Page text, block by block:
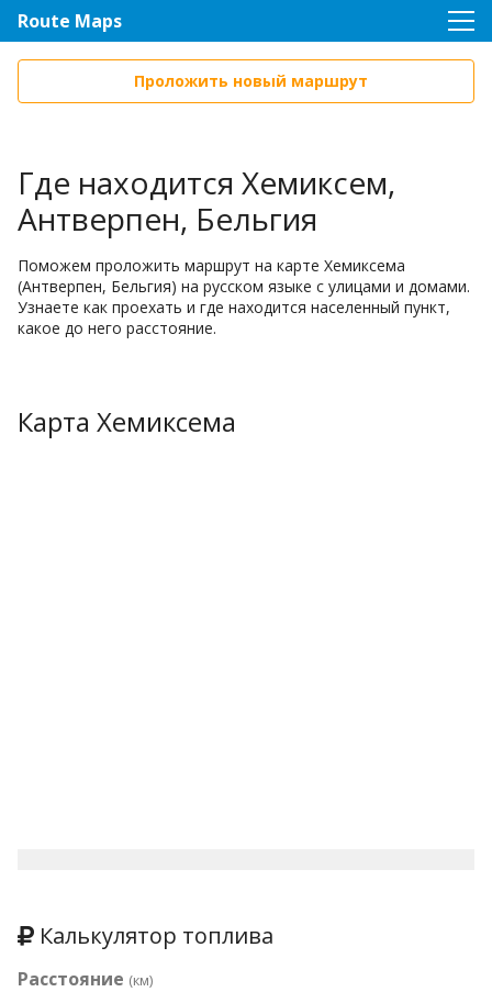
Route Maps
Проложить новый маршрут
Где находится Хемиксем,
Антверпен, Бельгия
Поможем проложить маршрут на карте Хемиксема
(Антверпен, Бельгия) на русском языке с улицами и домами.
Узнаете как проехать и где находится населенный пункт,
какое до него расстояние.
Карта Хемиксема
Калькулятор топлива
Расстояние (км)